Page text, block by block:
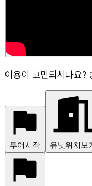
이용이 고민되시나요?
투어시작 유닛위치보